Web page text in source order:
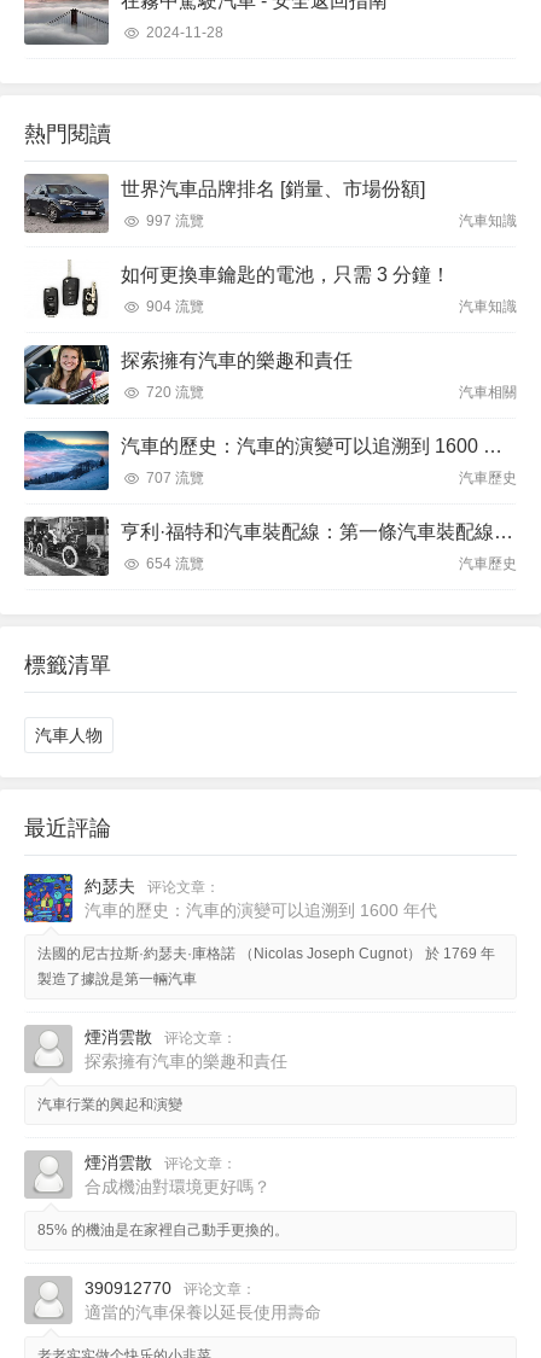
2024-11-28
熱門閱讀
世界汽車品牌排名 [銷量、市場份額]
997 流覽 汽車知識
如何更換車鑰匙的電池，只需 3 分鐘！
904 流覽 汽車知識
探索擁有汽車的樂趣和責任
720 流覽 汽車相關
汽車的歷史：汽車的演變可以追溯到 1600 年代
707 流覽 汽車歷史
亨利·福特和汽車裝配線：第一條汽車裝配線於 1913 年 12 月 1 日推出
654 流覽 汽車歷史
標籤清單
汽車人物
最近評論
約瑟夫 评论文章：
汽車的歷史：汽車的演變可以追溯到 1600 年代
法國的尼古拉斯·約瑟夫·庫格諾 （Nicolas Joseph Cugnot） 於 1769 年
製造了據說是第一輛汽車
煙消雲散 评论文章：
探索擁有汽車的樂趣和責任
汽車行業的興起和演變
煙消雲散 评论文章：
合成機油對環境更好嗎？
85% 的機油是在家裡自己動手更換的。
390912770 评论文章：
適當的汽車保養以延長使用壽命